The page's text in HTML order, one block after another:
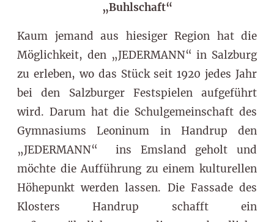
„Buhlschaft“
Kaum jemand aus hiesiger Region hat die
Möglichkeit, den „JEDERMANN“ in Salzburg
zu erleben, wo das Stück seit 1920 jedes Jahr
bei den Salzburger Festspielen aufgeführt
wird. Darum hat die Schulgemeinschaft des
Gymnasiums Leoninum in Handrup den
„JEDERMANN“ ins Emsland geholt und
möchte die Aufführung zu einem kulturellen
Höhepunkt werden lassen. Die Fassade des
Klosters Handrup schafft ein